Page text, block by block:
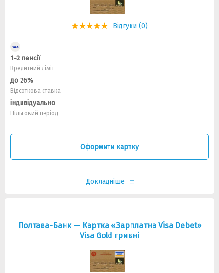
Відгуки (0)
1-2 пенсії
Кредитний ліміт
до 26%
Відсоткова ставка
індивідуально
Пільговий період
Оформити картку
Докладніше
Полтава-Банк — Картка «Зарплатна Visa Debet»
Visa Gold гривнi